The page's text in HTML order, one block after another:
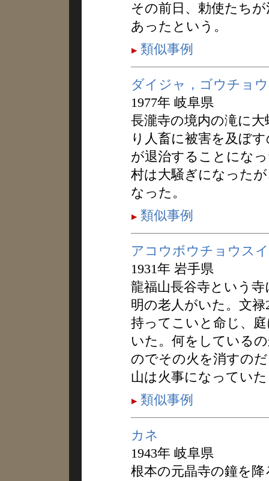
その前日、勅使たち
あったという。
類似事例
ダイジャ，ゴウチョウ
1977年 岐阜県
長瀧寺の境内の滝に
り人畜に被害を及ぼ
が退治することにな
村は大騒ぎになった
なった。
類似事例
アコウボウチョウス
1931年 岩手県
龍福山長谷寺という
明の老人がいた。文
持ってこいと命じ、
いた。何をしている
のでその火を消すの
山は火事になってい
類似事例
カネ
1943年 岐阜県
根本の元晶寺の鐘を